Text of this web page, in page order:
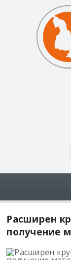
Расширен
получение